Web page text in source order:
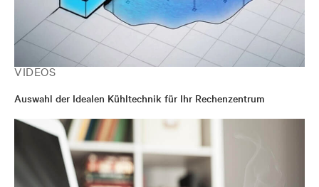
VIDEOS
Auswahl der Idealen Kühltechnik für Ihr Rechenzentrum